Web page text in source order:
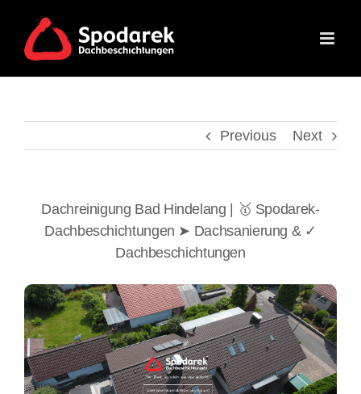
content
Previous Next
Dachreinigung Bad Hindelang | 🥇 Spodarek-
Dachbeschichtungen ➤ Dachsanierung & ✓
Dachbeschichtungen